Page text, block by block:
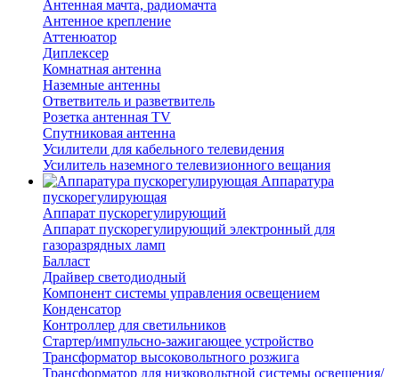
Антенная мачта, радиомачта
Антенное крепление
Аттенюатор
Диплексер
Комнатная антенна
Наземные антенны
Ответвитель и разветвитель
Розетка антенная TV
Спутниковая антенна
Усилители для кабельного телевидения
Усилитель наземного телевизионного вещания
Аппаратура
пускорегулирующая
Аппарат пускорегулирующий
Аппарат пускорегулирующий электронный для
газоразрядных ламп
Балласт
Драйвер светодиодный
Компонент системы управления освещением
Конденсатор
Контроллер для светильников
Стартер/импульсно-зажигающее устройство
Трансформатор высоковольтного розжига
Трансформатор для низковольтной системы освещения/